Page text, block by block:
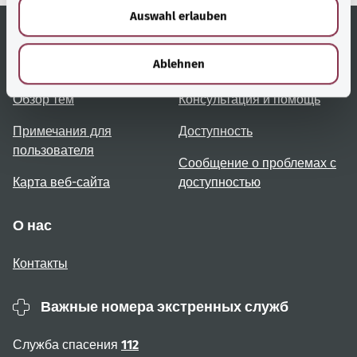
Auswahl erlauben
Ablehnen
Обзор тем
Примечания для
пользователя
Карта веб-сайта
Услуги
Консультация и помощь
Доступность
Сообщение о проблемах с
доступностью
О нас
Контакты
Важные номера экстренных служб
Служба спасения 112